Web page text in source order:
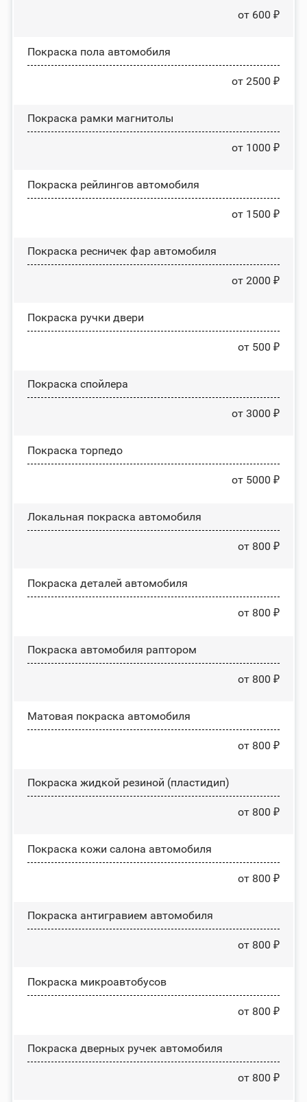
от 600 ₽
Покраска пола автомобиля
от 2500 ₽
Покраска рамки магнитолы
от 1000 ₽
Покраска рейлингов автомобиля
от 1500 ₽
Покраска ресничек фар автомобиля
от 2000 ₽
Покраска ручки двери
от 500 ₽
Покраска спойлера
от 3000 ₽
Покраска торпедо
от 5000 ₽
Локальная покраска автомобиля
от 800 ₽
Покраска деталей автомобиля
от 800 ₽
Покраска автомобиля раптором
от 800 ₽
Матовая покраска автомобиля
от 800 ₽
Покраска жидкой резиной (пластидип)
от 800 ₽
Покраска кожи салона автомобиля
от 800 ₽
Покраска антигравием автомобиля
от 800 ₽
Покраска микроавтобусов
от 800 ₽
Покраска дверных ручек автомобиля
от 800 ₽